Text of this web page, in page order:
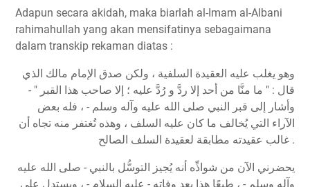
Adapun secara akidah, maka biarlah al-Imam al-Albani
rahimahullah yang akan mensifatinya sebagaimana
dalam transkip rekaman diatas :
وهو يغلب عليه العقيدة السلفية ، ولكن صدق الإمام مالك الذي
قال : " ما منَّا من أحد إلا ردَّ و رُدَّ عليه ؛ إلا صاحب هذا القبر " -
وأشار إلى قبر النبي صلى الله عليه وآله وسلم - ، فله بعض
الآراء التي يُخالف ما كان عليه السلف ، وهذه تُغتفر منه تجاه أن
غالب عقيدته مطابقة لعقيدة السلف الصالح .
يحضرني الآن من شواذِّه أنه يُجيز التوسُّل بالنبي - صلى الله عليه
وآله وسلم - ، طبعًا هذا بعد وفاته - عليه السلام - ، ويستدل على